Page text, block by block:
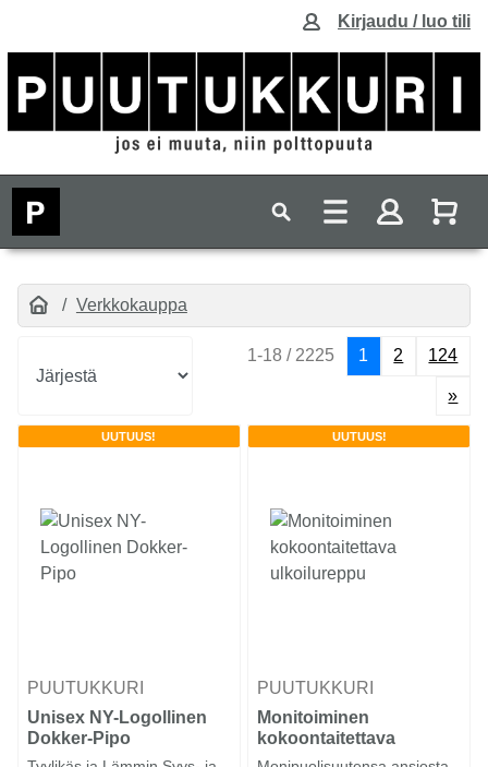
Kirjaudu / luo tili
Verkkokauppa
1-18 / 2225 1 2 124
»
UUTUUS!
PUUTUKKURI
Unisex NY-Logollinen
Dokker-Pipo
UUTUUS!
PUUTUKKURI
Monitoiminen
kokoontaitettava
ulkoilureppu